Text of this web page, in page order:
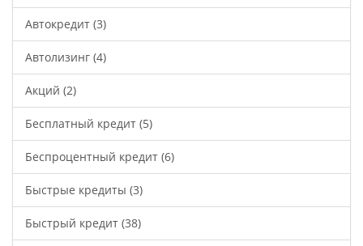
Автокредит (3)
Автолизинг (4)
Акций (2)
Бесплатный кредит (5)
Беспроцентный кредит (6)
Быстрые кредиты (3)
Быстрый кредит (38)